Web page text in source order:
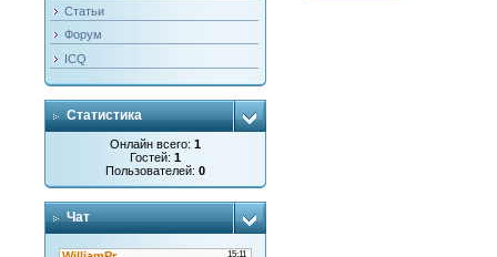
Статьи
Форум
ICQ
Статистика
Онлайн всего: 1
Гостей: 1
Пользователей: 0
Чат